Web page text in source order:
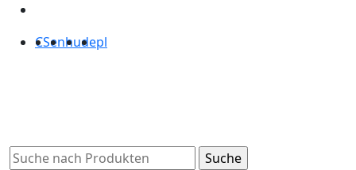
CSenhudepl